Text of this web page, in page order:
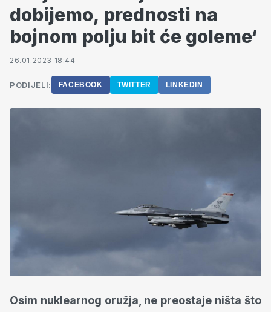
dobijemo, prednosti na
bojnom polju bit će goleme‘
26.01.2023 18:44
PODIJELI: FACEBOOK TWITTER LINKEDIN
Osim nuklearnog oružja, ne preostaje ništa što